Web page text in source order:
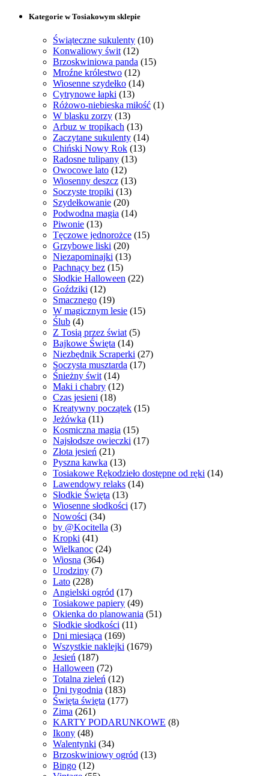
Kategorie w Tosiakowym sklepie
Świąteczne sukulenty (10)
Konwaliowy świt (12)
Brzoskwiniowa panda (15)
Mroźne królestwo (12)
Wiosenne szydełko (14)
Cytrynowe łapki (13)
Różowo-niebieska miłość (1)
W blasku zorzy (13)
Arbuz w tropikach (13)
Zaczytane sukulenty (14)
Chiński Nowy Rok (13)
Radosne tulipany (13)
Owocowe lato (12)
Wiosenny deszcz (13)
Soczyste tropiki (13)
Szydełkowanie (20)
Podwodna magia (14)
Piwonie (13)
Tęczowe jednorożce (15)
Grzybowe liski (20)
Niezapominajki (13)
Pachnący bez (15)
Słodkie Halloween (22)
Goździki (12)
Smacznego (19)
W magicznym lesie (15)
Ślub (4)
Z Tosią przez świat (5)
Bajkowe Święta (14)
Niezbędnik Scraperki (27)
Soczysta musztarda (17)
Śnieżny świt (14)
Maki i chabry (12)
Czas jesieni (18)
Kreatywny początek (15)
Jeżówka (11)
Kosmiczna magia (15)
Najsłodsze owieczki (17)
Złota jesień (21)
Pyszna kawka (13)
Tosiakowe Rękodzieło dostępne od ręki (14)
Lawendowy relaks (14)
Słodkie Święta (13)
Wiosenne słodkości (17)
Nowości (34)
by @Kocitella (3)
Kropki (41)
Wielkanoc (24)
Wiosna (364)
Urodziny (7)
Lato (228)
Angielski ogród (17)
Tosiakowe papiery (49)
Okienka do planowania (51)
Słodkie słodkości (11)
Dni miesiąca (169)
Wszystkie naklejki (1679)
Jesień (187)
Halloween (72)
Totalna zieleń (12)
Dni tygodnia (183)
Święta święta (177)
Zima (261)
KARTY PODARUNKOWE (8)
Ikony (48)
Walentynki (34)
Brzoskwiniowy ogród (13)
Bingo (12)